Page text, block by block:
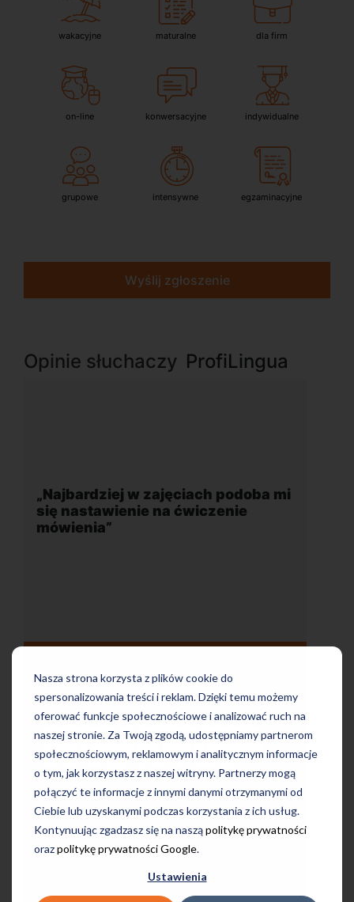
Nasza strona korzysta z plików cookie do
spersonalizowania treści i reklam. Dzięki temu możemy
oferować funkcje społecznościowe i analizować ruch na
naszej stronie. Za Twoją zgodą, udostępniamy partnerom
społecznościowym, reklamowym i analitycznym informacje
o tym, jak korzystasz z naszej witryny. Partnerzy mogą
połączyć te informacje z innymi danymi otrzymanymi od
Ciebie lub uzyskanymi podczas korzystania z ich usług.
Kontynuując zgadzasz się na nasząpolitykę prywatności
orazpolitykę prywatności Google.
Ustawienia
wakacyjne maturalne dla firm
on-line konwersacyjne indywidualne
grupowe intensywne egzaminacyjne
Wyślij zgłoszenie
Opinie słuchaczy ProfiLingua
mi
się
„Wygodna, nowoczesna szkoła
położona w dogodnej lokalizacji”
Uczę się w tej szkole od 4 lat i jestem
bardzo zadowolona. Zajęcia z nativami,
wygodna, nowoczesna szkoła położona
w dogodnej lokalizacji, bo tuż przy
wyjściu z metra, mili pracownicy,
bardzo konkurencyjna cena kursu i
najlepsza Pani manager, która służy
pomocą w każdej chwili! Polecam!
Pani Małgrzata, Warszawa Metro Świętokrzyska